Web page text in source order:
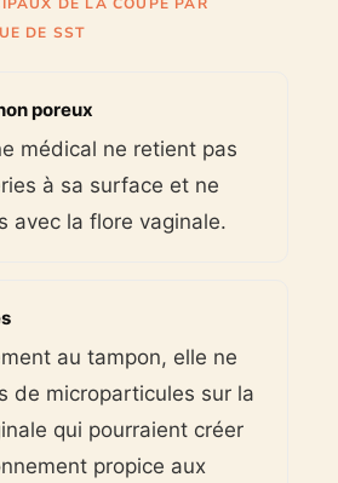
DE LA COUPE PAR
DE SST
poreux
médical ne retient pas
à sa surface et ne
avec la flore vaginale.
au tampon, elle ne
de microparticules sur la
qui pourraient créer
propice aux